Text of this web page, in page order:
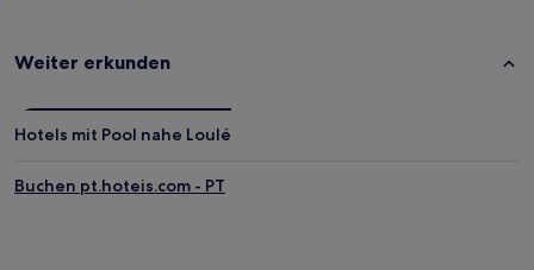
Hotels nahe Golfplatz Royal Vale do Lobo
Aldeia do Golfe: Hotels
Hotels nahe Markt von Peixe
Weiter erkunden
Hotels mit Pool nahe Loulé
Buchen pt.hoteis.com - PT